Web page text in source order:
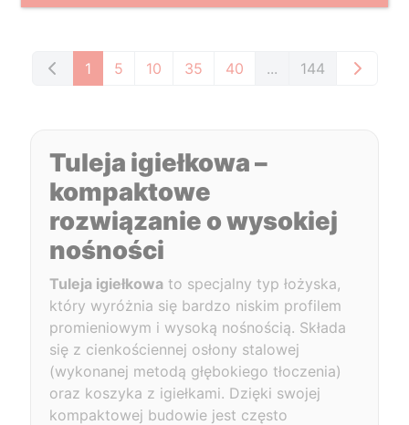
1 5 10 35 40 ... 144
Tuleja igiełkowa –
kompaktowe
rozwiązanie o wysokiej
nośności
Tuleja igiełkowa to specjalny typ łożyska,
który wyróżnia się bardzo niskim profilem
promieniowym i wysoką nośnością. Składa
się z cienkościennej osłony stalowej
(wykonanej metodą głębokiego tłoczenia)
oraz koszyka z igiełkami. Dzięki swojej
kompaktowej budowie jest często